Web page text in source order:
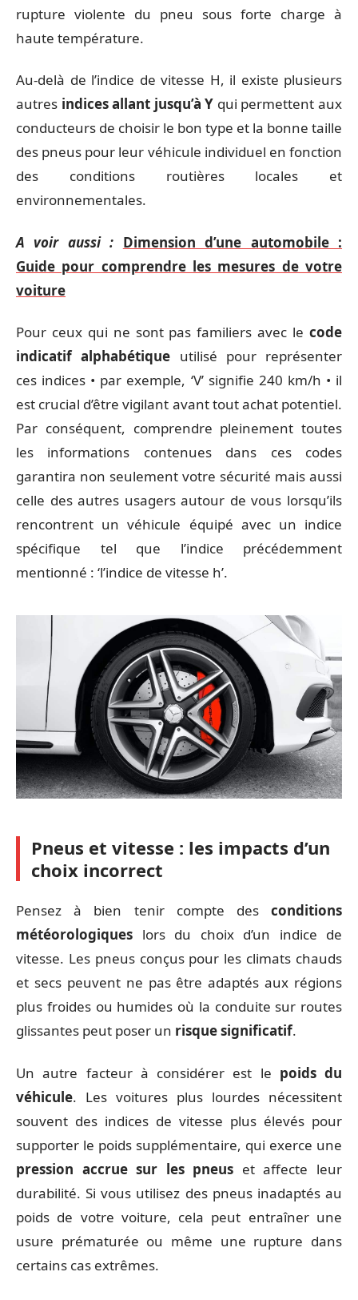
rupture violente du pneu sous forte charge à
haute température.
Au-delà de l’indice de vitesse H, il existe plusieurs
autres indices allant jusqu’à Y qui permettent aux
conducteurs de choisir le bon type et la bonne taille
des pneus pour leur véhicule individuel en fonction
des conditions routières locales et
environnementales.
A voir aussi : Dimension d’une automobile :
Guide pour comprendre les mesures de votre
voiture
Pour ceux qui ne sont pas familiers avec le code
indicatif alphabétique utilisé pour représenter
ces indices • par exemple, ‘V’ signifie 240 km/h • il
est crucial d’être vigilant avant tout achat potentiel.
Par conséquent, comprendre pleinement toutes
les informations contenues dans ces codes
garantira non seulement votre sécurité mais aussi
celle des autres usagers autour de vous lorsqu’ils
rencontrent un véhicule équipé avec un indice
spécifique tel que l’indice précédemment
mentionné : ‘l’indice de vitesse h’.
Pneus et vitesse : les impacts d’un
choix incorrect
Pensez à bien tenir compte des conditions
météorologiques lors du choix d’un indice de
vitesse. Les pneus conçus pour les climats chauds
et secs peuvent ne pas être adaptés aux régions
plus froides ou humides où la conduite sur routes
glissantes peut poser un risque significatif.
Un autre facteur à considérer est le poids du
véhicule. Les voitures plus lourdes nécessitent
souvent des indices de vitesse plus élevés pour
supporter le poids supplémentaire, qui exerce une
pression accrue sur les pneus et affecte leur
durabilité. Si vous utilisez des pneus inadaptés au
poids de votre voiture, cela peut entraîner une
usure prématurée ou même une rupture dans
certains cas extrêmes.